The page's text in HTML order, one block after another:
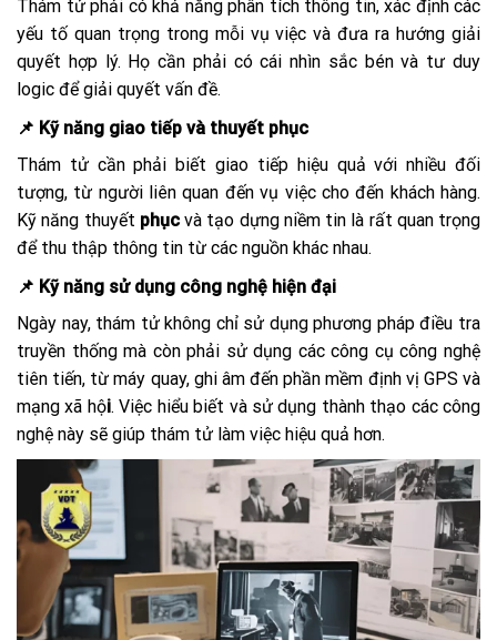
Thám tử phải có khả năng phân tích thông tin, xác định các
yếu tố quan trọng trong mỗi vụ việc và đưa ra hướng giải
quyết hợp lý. Họ cần phải có cái nhìn sắc bén và tư duy
logic để giải quyết vấn đề.
📌 Kỹ năng giao tiếp và thuyết phục
Thám tử cần phải biết giao tiếp hiệu quả với nhiều đối
tượng, từ người liên quan đến vụ việc cho đến khách hàng.
Kỹ năng thuyết phụcvà tạo dựng niềm tin là rất quan trọng
để thu thập thông tin từ các nguồn khác nhau.
📌 Kỹ năng sử dụng công nghệ hiện đại
Ngày nay, thám tử không chỉ sử dụng phương pháp điều tra
truyền thống mà còn phải sử dụng các công cụ công nghệ
tiên tiến, từ máy quay, ghi âm đến phần mềm định vị GPS và
mạng xã hội. Việc hiểu biết và sử dụng thành thạo các công
nghệ này sẽ giúp thám tử làm việc hiệu quả hơn.